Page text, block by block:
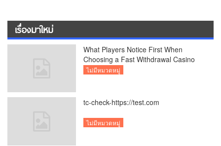
เรื่องมาใหม่
What Players Notice First When
Choosing a Fast Withdrawal Casino
UK
ไม่มีหมวดหมู่
tc-check-https://test.com
ไม่มีหมวดหมู่